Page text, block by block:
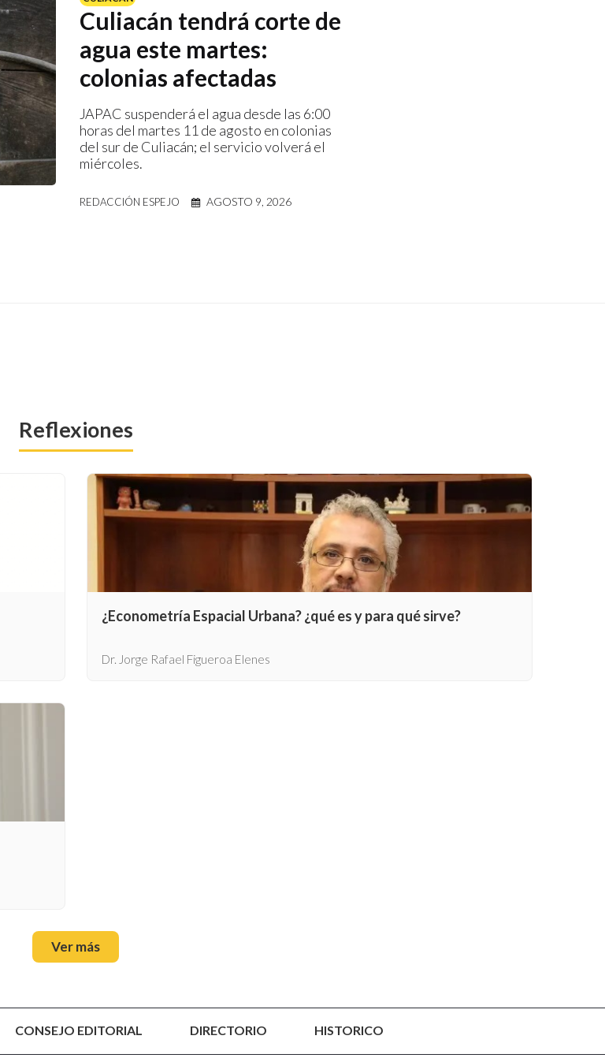
Culiacán tendrá corte de
agua este martes:
colonias afectadas
JAPAC suspenderá el agua desde las 6:00
horas del martes 11 de agosto en colonias
del sur de Culiacán; el servicio volverá el
miércoles.
REDACCIÓN ESPEJO AGOSTO 9, 2026
Reflexiones
¿Econometría Espacial Urbana? ¿qué es y para qué sirve?
Dr. Jorge Rafael Figueroa Elenes
Ver más
CONSEJO EDITORIAL DIRECTORIO HISTORICO